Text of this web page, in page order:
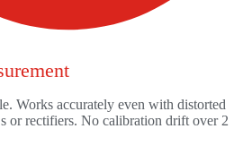
Works accurately even with distorted
or rectifiers. No calibration drift over 2